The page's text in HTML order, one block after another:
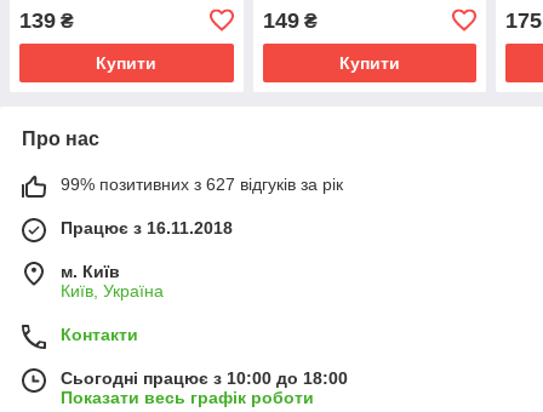
139 ₴
Купити
149₴
Купити
175
Про нас
99% позитивних з 627 відгуків за рік
Працює з 16.11.2018
м. Київ
Київ, Україна
Контакти
Сьогодні працює з 10:00 до 18:00
Показати весь графік роботи